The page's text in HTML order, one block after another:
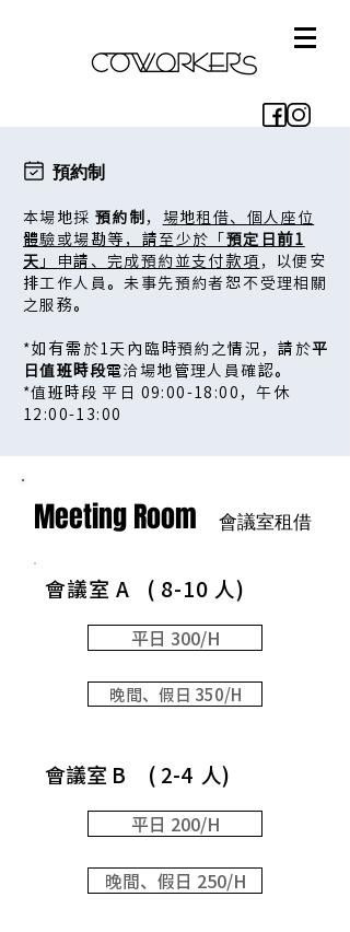
預約制
本場地採 預約制， 場地租借、個人座位
體驗或場勘等，請至少於「預定日前1
天 」申請、完成預約並支付款項 ，以便安
排工作人員。未事先預約者恕不受理相關
之服務。
*如有需於1天內臨時預約之情況，請於平
日值班時段電洽場地管理人員確認。
*值班時段 平日 09:00-18:00，午休
12:00-13:00
Meeting Room 會議室租借
​會議室 A ( 8-10 人)​
平日 300/H
晚間、假日 350/H
會議室 B ( 2-4 人)
平日 200/H
晚間、假日 250/H